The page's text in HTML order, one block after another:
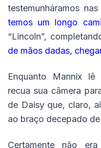
testemunháramos
temos um longo
“Lincoln”,
de mãos dadas,
Enquanto Mannix lê
recua sua câmera
de Daisy que, claro,
ao braço decepado
Certamente não